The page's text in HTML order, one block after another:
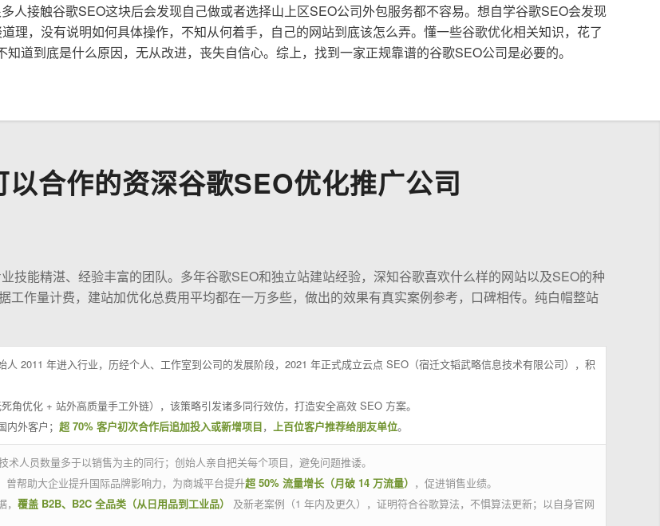
人接触谷歌SEO这块后会发现自己做或者选择山上区SEO公司外包服务都不容易。想自学谷歌SEO会发现
理，没有说明如何具体操作，不知从何着手，自己的网站到底该怎么弄。懂一些谷歌优化相关知识，花了
道到底是什么原因，无从改进，丧失自信心。综上，找到一家正规靠谱的谷歌SEO公司是必要的。
合作的资深谷歌SEO优化推广公司
技能精湛、经验丰富的团队。多年谷歌SEO和独立站建站经验，深知谷歌喜欢什么样的网站以及SEO的种
作量计费，建站加优化总费用平均都在一万多些，做出的效果有真实案例参考，口碑相传。纯白帽整站
人 2011 年进入行业，历经个人、工作室到公司的发展阶段，2021 年正式成立云点 SEO（宿迁文韬武略信息技术有限公司），积
角优化 + 站外高质量手工外链），该策略引发诸多同行效仿，打造安全高效 SEO 方案。
内外客户； 超 70% 客户初次合作后追加投入或新增项目， 上百位客户推荐给朋友单位。
术人员数量多于以销售为主的同行；创始人亲自把关每个项目，避免问题推诿。
曾帮助大企业提升国际品牌影响力，为商城平台提升超 50% 流量增长（月破 14 万流量） ，促进销售业绩。
覆盖 B2B、B2C 全品类（从日用品到工业品）
及新老案例（1 年内及更久），证明符合谷歌算法，不惧算法更新；以自身官网